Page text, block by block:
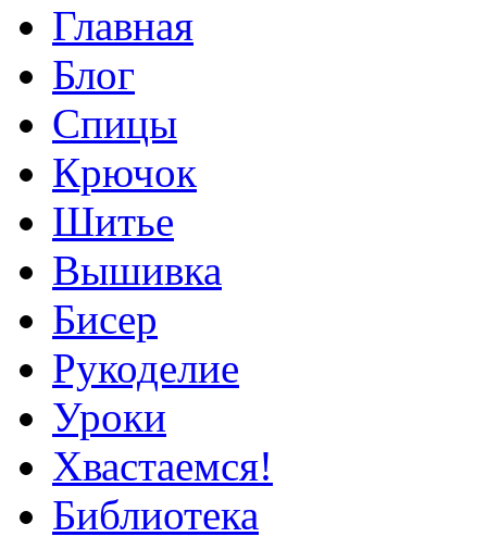
Главная
Блог
Спицы
Крючок
Шитье
Вышивка
Бисер
Рукоделие
Уроки
Хвастаемся!
Библиотека